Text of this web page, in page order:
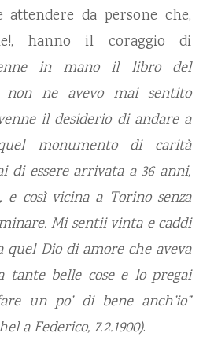
da persone che,
hanno il coraggio di
in mano il libro del
non ne avevo mai sentito
il desiderio di andare a
monumento di carità
di essere arrivata a 36 anni,
così vicina a Torino senza
Mi sentii vinta e caddi
Dio di amore che aveva
tante belle cose e lo pregai
un po’ di bene anch’io”
a Federico, 7.2.1900).